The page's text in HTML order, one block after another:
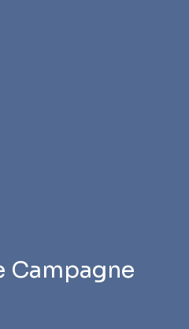
Campagne